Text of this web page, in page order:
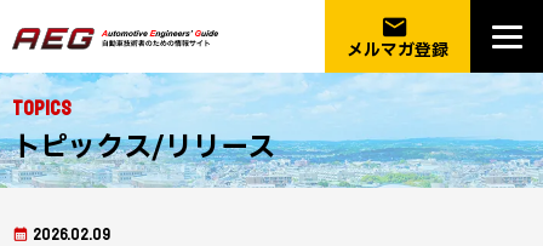
email
メルマガ登録
Topics
トピックス/リリース
2026.02.09